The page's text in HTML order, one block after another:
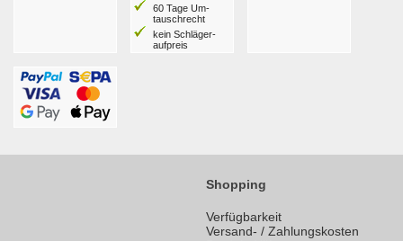
60 Tage Um­
tausch­recht
kein Schläger­
aufpreis
Shopping
Verfügbarkeit
Versand- / Zahlungskosten